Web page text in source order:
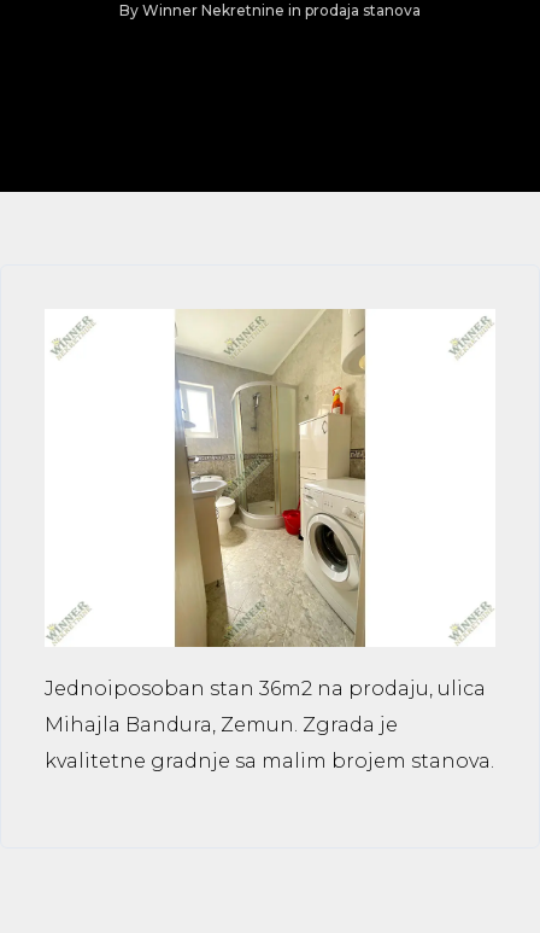
By Winner Nekretnine in prodaja stanova
Jednoiposoban stan 36m2 na prodaju, ulica
Mihajla Bandura, Zemun. Zgrada je
kvalitetne gradnje sa malim brojem stanova.